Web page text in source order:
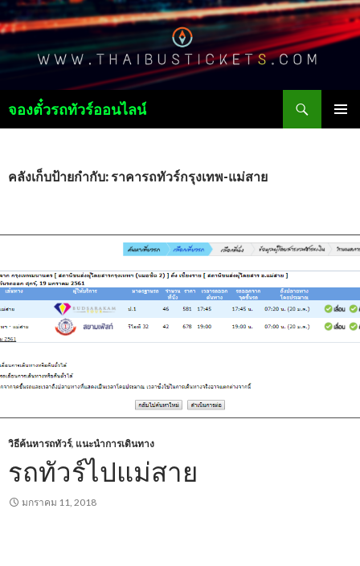
จองตั๋วรถทัวร์ออนไลน์
เนื้อหา
คลังเก็บป้ายกำกับ: ราคารถทัวร์กรุงเทพ-แม่สาย
วิธีค้นหารถทัวร์, แนะนำการเดินทาง
รถทัวร์ไปแม่สาย
มกราคม 11, 2018